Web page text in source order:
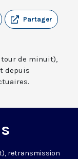
Partager
de minuit),
depuis
retransmission